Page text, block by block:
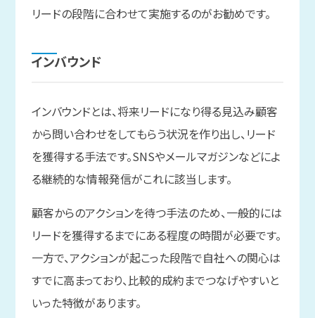
リードの段階に合わせて実施するのがお勧めです。
インバウンド
インバウンドとは、将来リードになり得る見込み顧客
から問い合わせをしてもらう状況を作り出し、リード
を獲得する手法です。SNSやメールマガジンなどによ
る継続的な情報発信がこれに該当します。
顧客からのアクションを待つ手法のため、一般的には
リードを獲得するまでにある程度の時間が必要です。
一方で、アクションが起こった段階で自社への関心は
すでに高まっており、比較的成約までつなげやすいと
いった特徴があります。